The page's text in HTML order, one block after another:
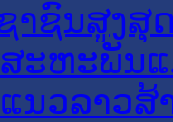
າຊົນສູງສຸ
ະຫະພັນ
ນວລາວສ້